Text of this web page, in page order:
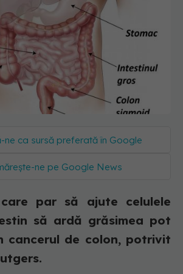
ne ca sursă preferată în Google
ne pe Google News
par să ajute celulele
să ardă grăsimea pot
cancerul de colon, potrivit